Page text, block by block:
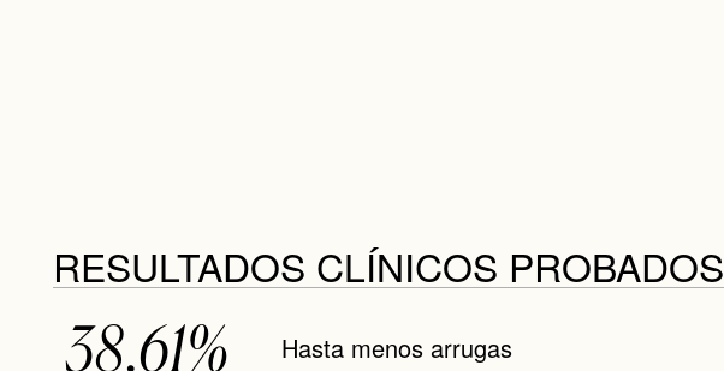
RESULTADOS CLÍNICOS PROBADOS
38.61% Hasta menos arrugas